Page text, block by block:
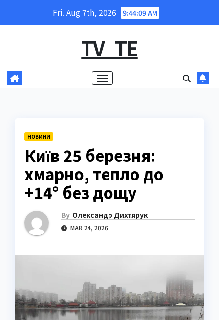
Fri. Aug 7th, 2026 9:44:10 AM
TV_TE
НОВИНИ
Київ 25 березня:
хмарно, тепло до
+14° без дощу
By Олександр Дихтярук
MAR 24, 2026